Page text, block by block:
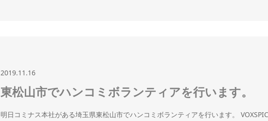
2019.11.16
東松山市でハンコミボランティアを行います。
明日コミナス本社がある埼玉県東松山市でハンコミボランティアを行います。